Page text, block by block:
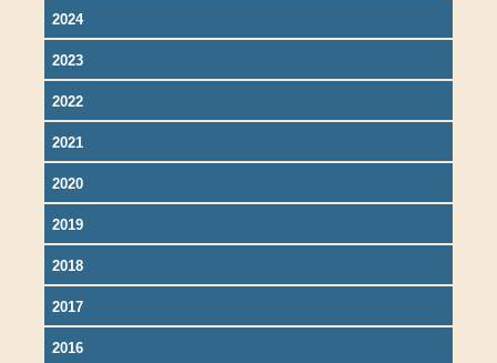
2024
2023
2022
2021
2020
2019
2018
2017
2016